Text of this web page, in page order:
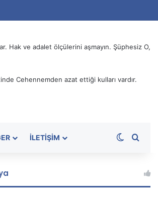
ve adalet ölçülerini aşmayın. Şüphesiz O,
Cehennemden azat ettiği kulları vardır.
İLETIŞIM Dış